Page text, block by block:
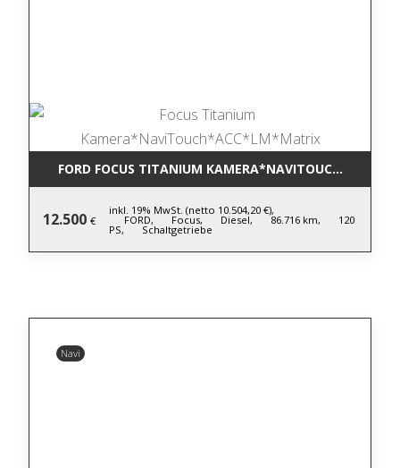
FORD FOCUS TITANIUM
12.500 €
inkl. 19% MwSt. (netto 10.504,20 €),
FORD, Focus, Diesel, 86.716 km, 120
PS, Schaltgetriebe
Navi